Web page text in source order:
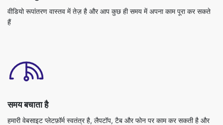
वीडियो रूपांतरण वास्तव में तेज़ है और आप कुछ ही समय में अपना काम पूरा कर सकते
हैं
समय बचाता है
हमारी वेबसाइट प्लेटफ़ॉर्म स्वतंत्र है, लैपटॉप, टैब और फोन पर काम कर सकती है और